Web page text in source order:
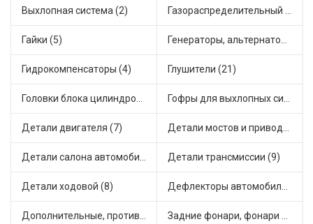
Выхлопная система (2) Газораспределительный механизм (1)
Гайки (5) Генераторы, альтернаторы и комплектующие (21)
Гидрокомпенсаторы (4) Глушители (21)
Головки блока цилиндров (1) Гофры для выхлопных систем (5)
Детали двигателя (7) Детали мостов и привода трансмиссии (19)
Детали салона автомобиля (14) Детали трансмиссии (9)
Детали ходовой (8) Дефлекторы автомобильные (1)
Дополнительные, противотуманные фары (8) Задние фонари, фонари видимости (2)